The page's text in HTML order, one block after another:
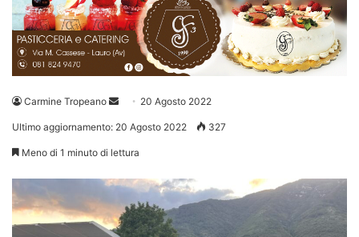
Carmine Tropeano
Invia 20 Agosto 2022
Ultimo aggiornamento: 20 Agosto 2022 327
Meno di 1 minuto di lettura